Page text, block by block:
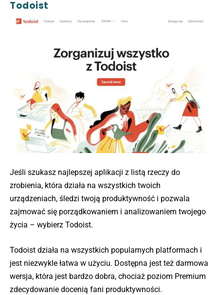
Todoist
Jeśli szukasz najlepszej aplikacji z listą rzeczy do
zrobienia, która działa na wszystkich twoich
urządzeniach, śledzi twoją produktywność i pozwala
zajmować się porządkowaniem i analizowaniem twojego
życia – wybierz Todoist.
Todoist działa na wszystkich popularnych platformach i
jest niezwykle łatwa w użyciu. Dostępna jest też darmowa
wersja, która jest bardzo dobra, chociaż poziom Premium
zdecydowanie docenią fani produktywności.